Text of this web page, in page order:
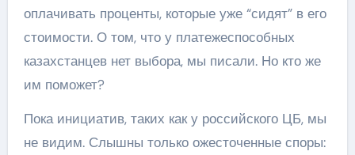
оплачивать проценты, которые уже “сидят” в его
стоимости. О том, что у платежеспособных
казахстанцев нет выбора, мы писали. Но кто же
им поможет?
Пока инициатив, таких как у российского ЦБ, мы
не видим. Слышны только ожесточенные споры: